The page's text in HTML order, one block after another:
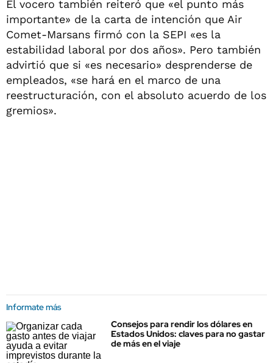
El vocero también reiteró que «el punto más
importante» de la carta de intención que Air
Comet-Marsans firmó con la SEPI «es la
estabilidad laboral por dos años». Pero también
advirtió que si «es necesario» desprenderse de
empleados, «se hará en el marco de una
reestructuración, con el absoluto acuerdo de los
gremios».
Informate más
Consejos para rendir los dólares en
Estados Unidos: claves para no gastar
de más en el viaje